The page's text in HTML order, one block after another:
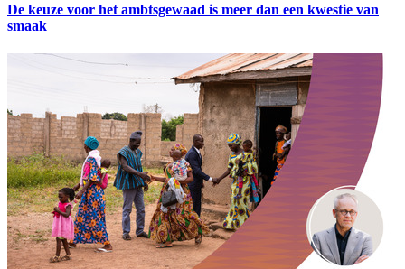
De keuze voor het ambtsgewaad is meer dan een kwestie van
smaak